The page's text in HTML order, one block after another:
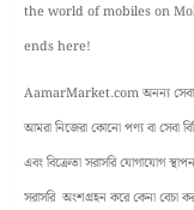
the world of mobiles on
ends here!
AamarMarket.com অনন্য
আমরা নিজেরা কোনো পণ্য বা সেবা
এবং বিক্রেতা সরাসরি যোগাযোগ
সরাসরি অংশগ্রহন করে কেনা বেচা